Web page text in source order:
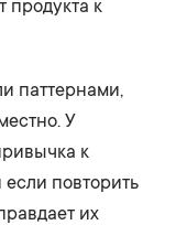
продукта к
паттернами,
У
к
повторить
их